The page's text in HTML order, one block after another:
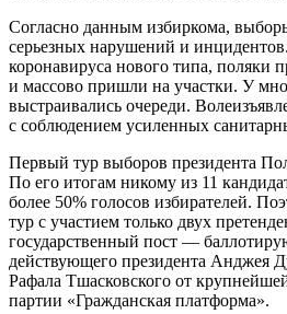
Согласно данным избиркома,
серьезных нарушений и
коронавируса нового типа, поляки
и массово пришли на участки. У
выстраивались очереди.
с соблюдением усиленных
Первый тур выборов президента
По его итогам никому из 11
более 50% голосов избирателей.
тур с участием только двух
государственный пост —
действующего президента Анджея
Рафала Тшасковского от
партии «Гражданская платформа».